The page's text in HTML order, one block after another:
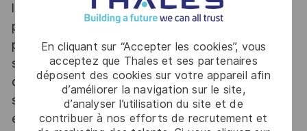
En cliquant sur “Accepter les cookies”, vous
acceptez que Thales et ses partenaires
déposent des cookies sur votre appareil afin
d’améliorer la navigation sur le site,
d’analyser l’utilisation du site et de
contribuer à nos efforts de recrutement et
le lieu de travail. Thales s’engage à mettre en
place des mesures d’adaptation tout au long du
processus de recrutement. Les candidats
sélectionnés pour une entrevue et ayant besoin
de mesures d’adaptation sont priés de le faire
savoir lors de l’invitation à l’entrevue; notre
équipe travaillera volontiers avec chaque